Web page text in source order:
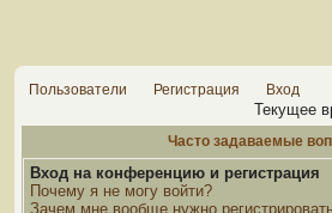
Пользователи Регистрация Вход
Текущее
Часто задаваемые
Вход на конференцию и регистрация
Почему я не могу войти?
Зачем мне вообще нужно